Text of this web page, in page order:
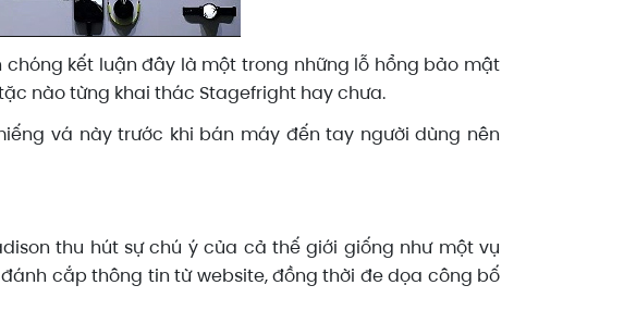
kết luận đây là một trong những lỗ hổng bảo mật
nào từng khai thác Stagefright hay chưa.
vá này trước khi bán máy đến tay người dùng nên
thu hút sự chú ý của cả thế giới giống như một vụ
cắp thông tin từ website, đồng thời đe dọa công bố